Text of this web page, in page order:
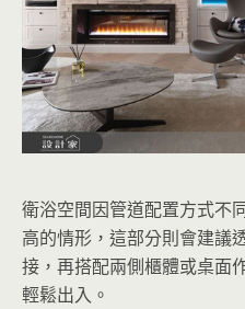
衛浴空間因管道配置方式不
高的情形，這部分則會建議
接，再搭配兩側櫃體或桌面
輕鬆出入。